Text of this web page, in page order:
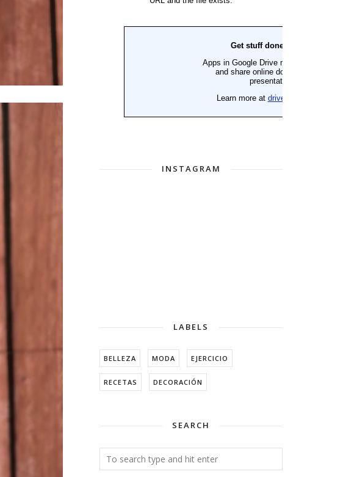
INSTAGRAM
LABELS
BELLEZA MODA EJERCICIO
RECETAS DECORACIÓN
SEARCH